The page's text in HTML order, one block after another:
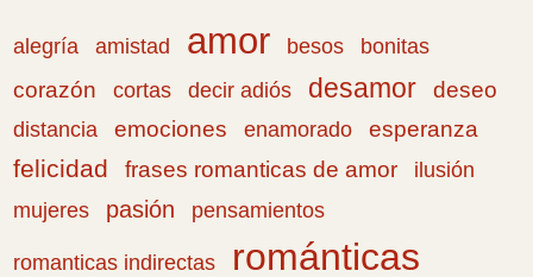
alegría amistad amor besos
bonitas
corazón
cortas decir adiós desamor deseo
distancia emociones enamorado esperanza
felicidad frases romanticas de amor
ilusión
mujeres
pasión pensamientos
romanticas indirectas románticas